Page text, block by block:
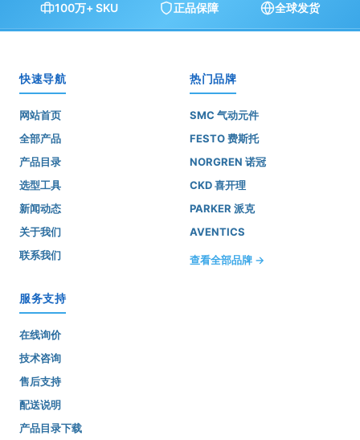
100万+ SKU 正品保障 全球发货
快速导航
网站首页
全部产品
产品目录
选型工具
新闻动态
关于我们
联系我们
热门品牌
SMC 气动元件
FESTO 费斯托
NORGREN 诺冠
CKD 喜开理
PARKER 派克
AVENTICS
查看全部品牌 →
服务支持
在线询价
技术咨询
售后支持
配送说明
产品目录下载